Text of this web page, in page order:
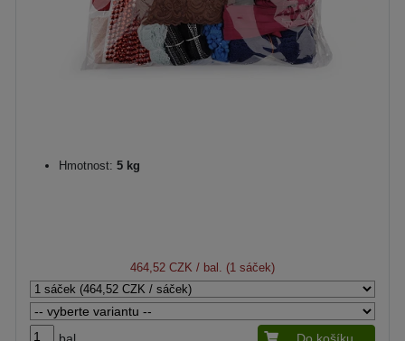
Hmotnost: 5 kg
464,52 CZK / bal. (1 sáček)
bal. Do košíku